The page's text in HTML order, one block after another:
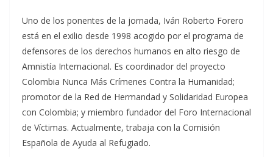
Uno de los ponentes de la jornada, Iván Roberto Forero
está en el exilio desde 1998 acogido por el programa de
defensores de los derechos humanos en alto riesgo de
Amnistía Internacional. Es coordinador del proyecto
Colombia Nunca Más Crímenes Contra la Humanidad;
promotor de la Red de Hermandad y Solidaridad Europea
con Colombia; y miembro fundador del Foro Internacional
de Víctimas. Actualmente, trabaja con la Comisión
Española de Ayuda al Refugiado.